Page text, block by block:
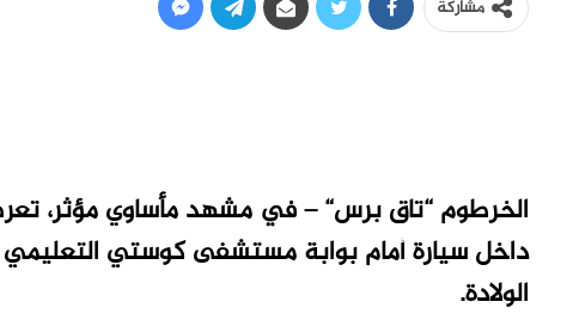
مشاركة
الخرطوم “تاق برس“ – في مشهد مأساوي مؤثر،
داخل سيارة أمام بوابة مستشفى كوستي
الولادة.